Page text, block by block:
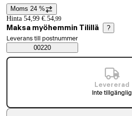
Prisinformation
Moms 24 %
Hinta 54,99 €.54,99
Maksa myöhemmin Tilillä ?
Saatavuustiedot
Välj beställningssätt
Leverans till postnummer
00220
Levererad
Inte tillgänglig